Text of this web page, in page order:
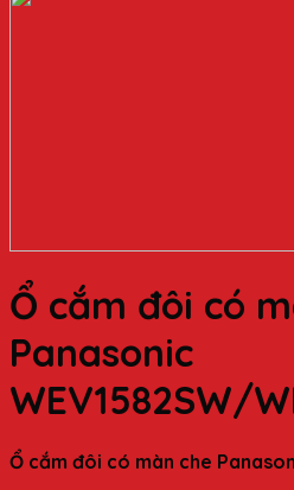
Ổ cắm đôi có
Panasonic
WEV1582SW/
Ổ cắm đôi có màn che